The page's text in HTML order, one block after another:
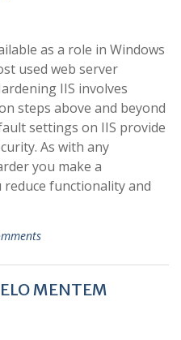
as a role in Windows
used web server
IIS involves
steps above and beyond
settings on IIS provide
As with any
you make a
functionality and
MENTEM